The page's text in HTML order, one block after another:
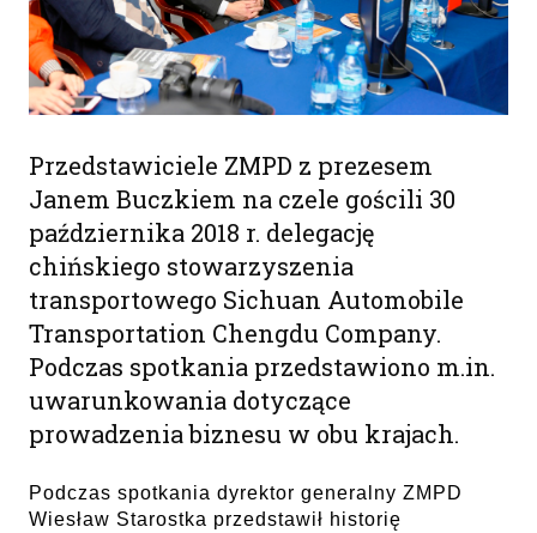
Przedstawiciele ZMPD z prezesem
Janem Buczkiem na czele gościli 30
października 2018 r. delegację
chińskiego stowarzyszenia
transportowego Sichuan Automobile
Transportation Chengdu Company.
Podczas spotkania przedstawiono m.in.
uwarunkowania dotyczące
prowadzenia biznesu w obu krajach.
Podczas spotkania dyrektor generalny ZMPD
Wiesław Starostka przedstawił historię